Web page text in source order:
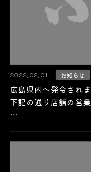
2022.02.01 お知らせ
広島県内へ発令され
下記の通り店舗の営
…